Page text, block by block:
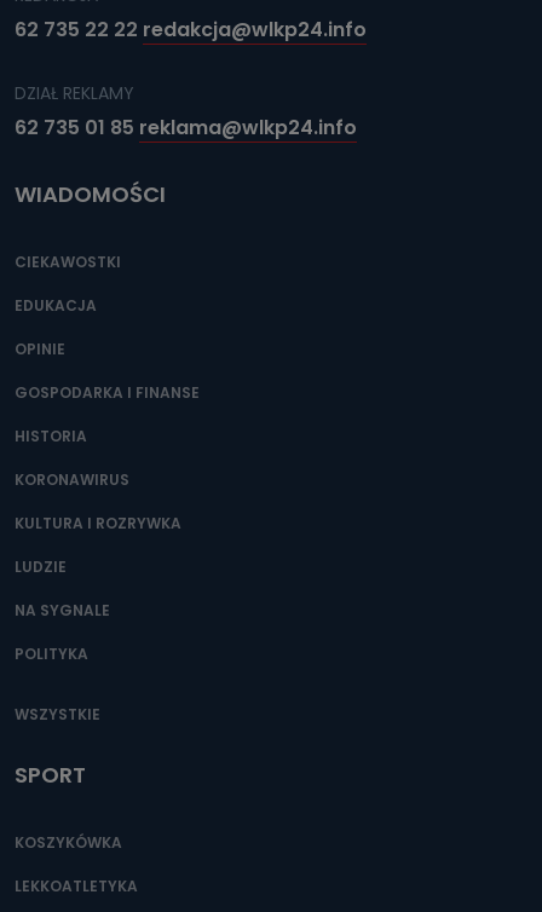
62 735 22 22 redakcja@wlkp24.info
DZIAŁ REKLAMY
62 735 01 85 reklama@wlkp24.info
WIADOMOŚCI
CIEKAWOSTKI
EDUKACJA
OPINIE
GOSPODARKA I FINANSE
HISTORIA
KORONAWIRUS
KULTURA I ROZRYWKA
LUDZIE
NA SYGNALE
POLITYKA
WSZYSTKIE
SPORT
KOSZYKÓWKA
LEKKOATLETYKA